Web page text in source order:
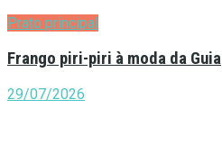
Prato principal
Frango piri-piri à moda da Guia
29/07/2026